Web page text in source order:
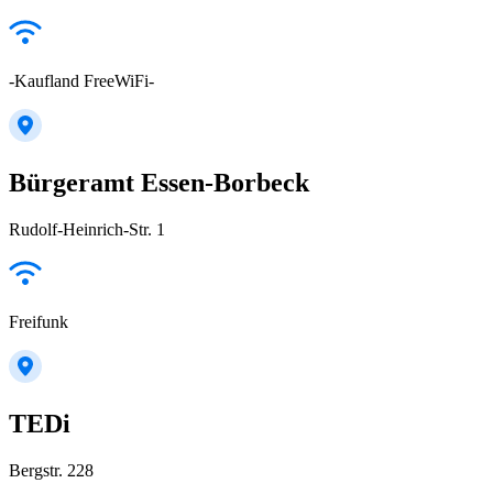
-Kaufland FreeWiFi-
Bürgeramt Essen-Borbeck
Rudolf-Heinrich-Str. 1
Freifunk
TEDi
Bergstr. 228